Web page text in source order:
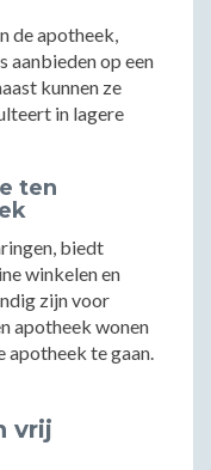
de apotheek,
aanbieden op een
kunnen ze
in lagere
ten
biedt
winkelen en
zijn voor
apotheek wonen
apotheek te gaan.
vrij